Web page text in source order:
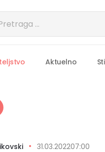
Aktuelno
31.03.202207:00